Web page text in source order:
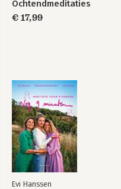
Ochtendmeditaties
€ 17,99
Evi Hanssen